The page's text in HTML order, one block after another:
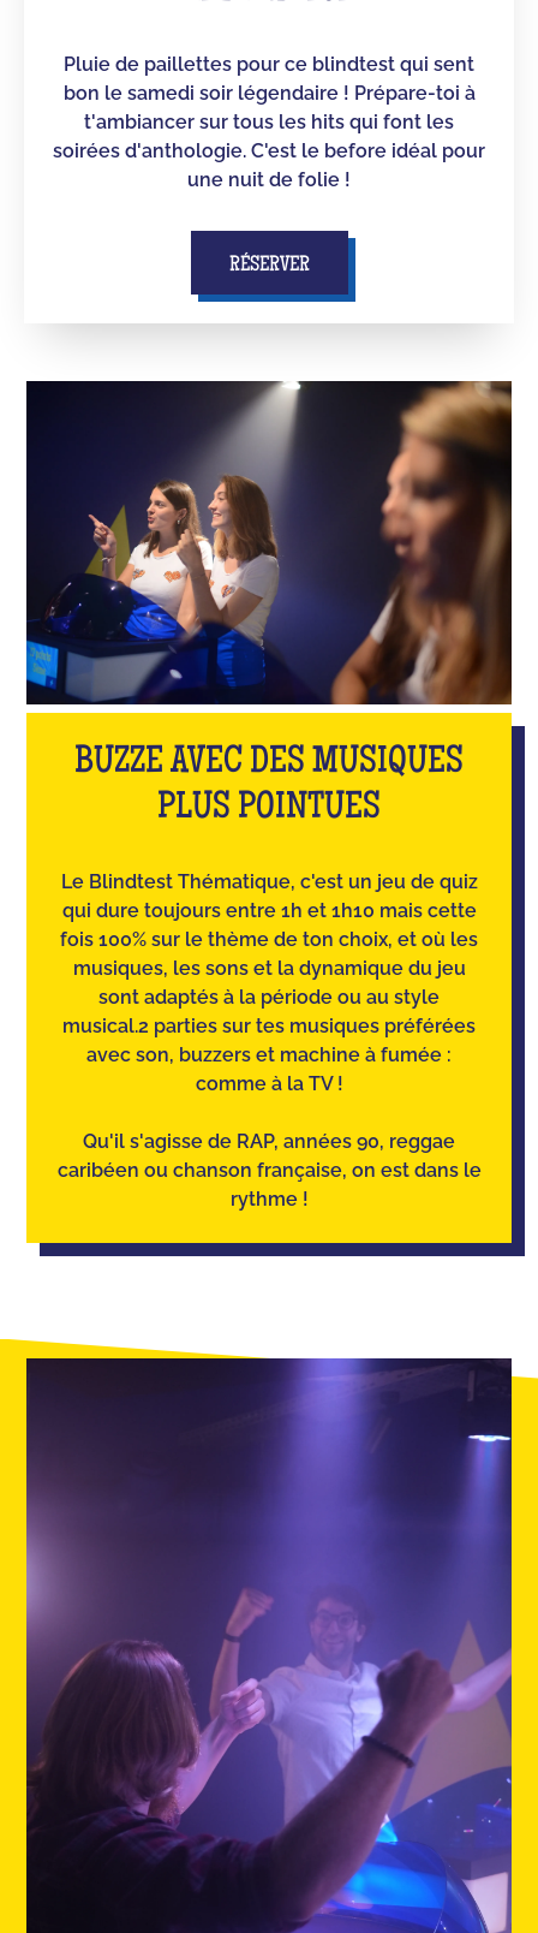
Pluie de paillettes pour ce blindtest qui sent
bon le samedi soir légendaire ! Prépare-toi à
t'ambiancer sur tous les hits qui font les
soirées d'anthologie. C'est le before idéal pour
une nuit de folie !
RÉSERVER
BUZZE AVEC DES MUSIQUES
PLUS POINTUES
Le Blindtest Thématique, c'est un jeu de quiz
qui dure toujours entre 1h et 1h10 mais cette
fois 100% sur le thème de ton choix, et où les
musiques, les sons et la dynamique du jeu
sont adaptés à la période ou au style
musical.2 parties sur tes musiques préférées
avec son, buzzers et machine à fumée :
comme à la TV !
Qu'il s'agisse de RAP, années 90, reggae
caribéen ou chanson française, on est dans le
rythme !